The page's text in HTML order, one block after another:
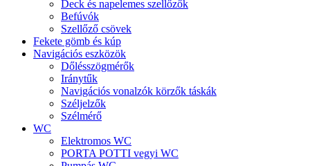
Deck és napelemes szellőzők
Befúvók
Szellőző csövek
Fekete gömb és kúp
Navigációs eszközök
Dőlésszögmérők
Iránytűk
Navigációs vonalzók körzők táskák
Széljelzők
Szélmérő
WC
Elektromos WC
PORTA POTTI vegyi WC